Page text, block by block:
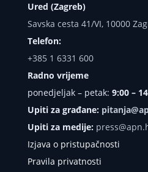
Ured (Zagreb)
Savska cesta 41/VI, 10000
Telefon:
+385 1 6331 600
Radno vrijeme
ponedjeljak – petak: 9:00 –
Upiti za građane:
Upiti za medije:
Izjava o pristupačnosti
Pravila privatnosti